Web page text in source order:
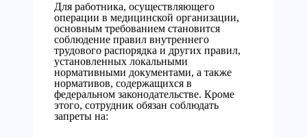
Для работника, осуществляющего
операции в медицинской организации,
основным требованием становится
соблюдение правил внутреннего
трудового распорядка и других правил,
установленных локальными
нормативными документами, а также
нормативов, содержащихся в
федеральном законодательстве. Кроме
этого, сотрудник обязан соблюдать
запреты на: